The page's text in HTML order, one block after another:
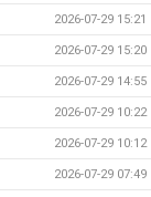
2026-07-29 15:21
2026-07-29 15:20
2026-07-29 14:55
2026-07-29 10:22
2026-07-29 10:12
2026-07-29 07:49